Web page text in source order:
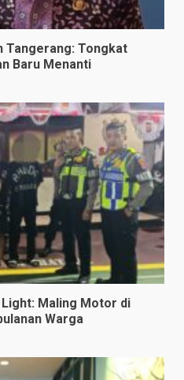
Tangerang: Tongkat
Baru Menanti
Maling Motor di
Warga